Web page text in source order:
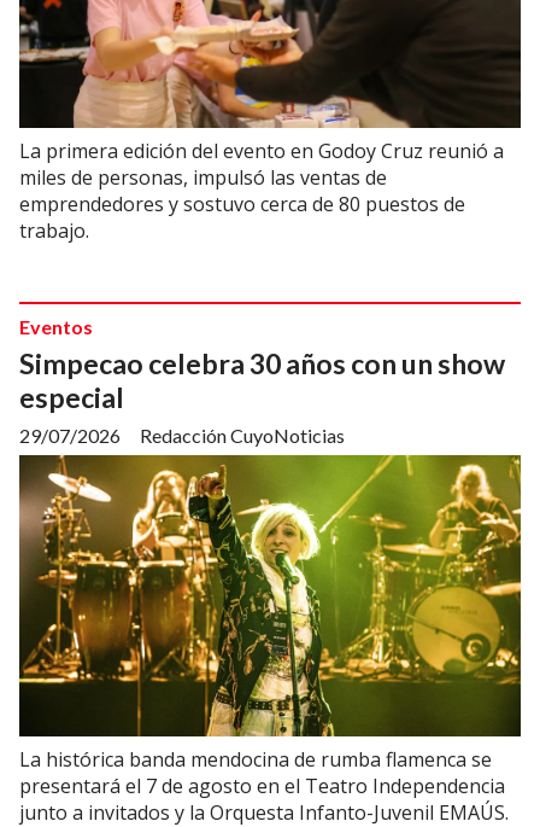
La primera edición del evento en Godoy Cruz reunió a
miles de personas, impulsó las ventas de
emprendedores y sostuvo cerca de 80 puestos de
trabajo.
Simpecao celebra 30 años con un show
especial
Redacción CuyoNoticias
Eventos
29/07/2026
La histórica banda mendocina de rumba flamenca se
presentará el 7 de agosto en el Teatro Independencia
junto a invitados y la Orquesta Infanto-Juvenil EMAÚS.